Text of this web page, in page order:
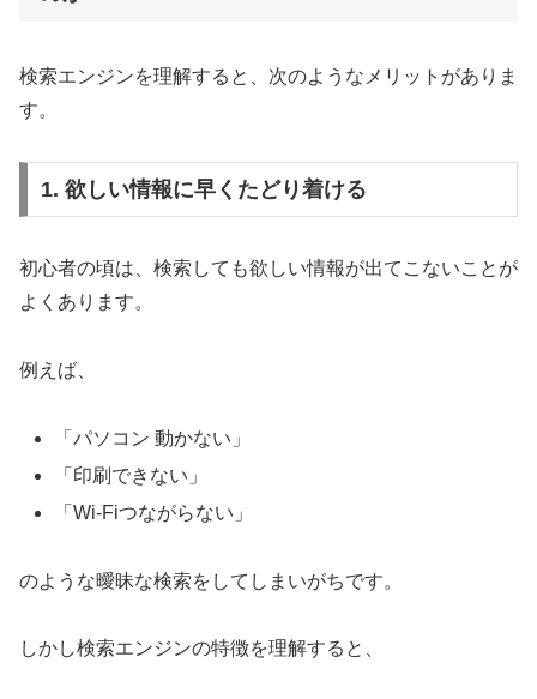
検索エンジンを理解すると、次のようなメリットがありま
す。
1. 欲しい情報に早くたどり着ける
初心者の頃は、検索しても欲しい情報が出てこないことが
よくあります。
例えば、
「パソコン 動かない」
「印刷できない」
「Wi-Fiつながらない」
のような曖昧な検索をしてしまいがちです。
しかし検索エンジンの特徴を理解すると、